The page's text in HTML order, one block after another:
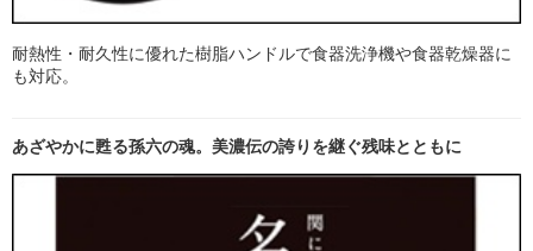
耐熱性・耐久性に優れた樹脂ハンドルで食器洗浄機や食器乾燥器に
も対応。
あざやかに甦る孫六の魂。美濃伝の誇りを継ぐ残味とともに